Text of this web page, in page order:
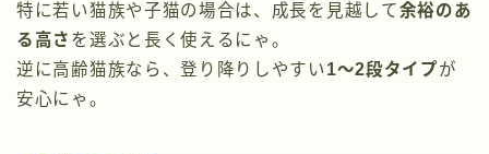
特に若い猫族や子猫の場合は、成長を見越して余裕のあ
る高さ を選ぶと長く使えるにゃ。
逆に高齢猫族なら、登り降りしやすい1〜2段タイプが
安心にゃ。